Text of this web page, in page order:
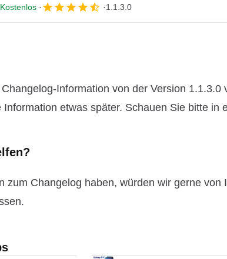
Kostenlos 1.1.3.0
Information von der Version
etwas später. Schauen Sie bitte in
zum Changelog haben, würden wir gerne